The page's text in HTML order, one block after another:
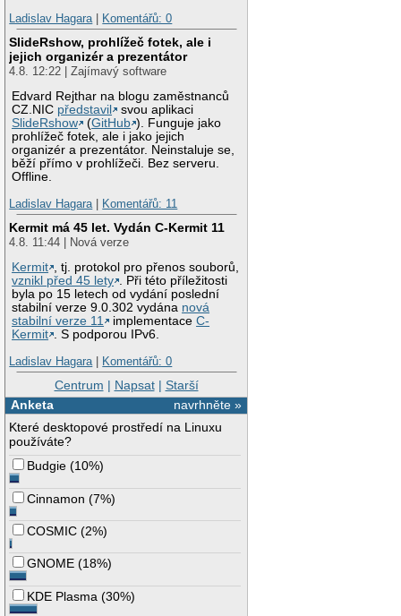
Ladislav Hagara| Komentářů: 0
SlideRshow, prohlížeč fotek, ale i
jejich organizér a prezentátor
4.8. 12:22 | Zajímavý software
Edvard Rejthar na blogu zaměstnanců
CZ.NIC představil
svou aplikaci
SlideRshow
(GitHub ). Funguje jako
prohlížeč fotek, ale i jako jejich
organizér a prezentátor. Neinstaluje se,
běží přímo v prohlížeči. Bez serveru.
Offline.
Ladislav Hagara| Komentářů: 11
Kermit má 45 let. Vydán C-Kermit 11
4.8. 11:44 | Nová verze
Kermit , tj. protokol pro přenos souborů,
vznikl před 45 lety . Při této příležitosti
byla po 15 letech od vydání poslední
stabilní verze 9.0.302 vydána nová
stabilní verze 11
implementaceC-
Kermit . S podporou IPv6.
Ladislav Hagara| Komentářů: 0
Centrum | Napsat| Starší
navrhněte »
Anketa
Které desktopové prostředí na Linuxu
používáte?
Budgie (10%)
Cinnamon (7%)
COSMIC (2%)
GNOME (18%)
KDE Plasma (30%)